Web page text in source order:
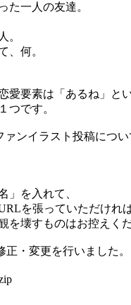
た一人の友達。
。
、何。
愛要素は「あるね」と
つです。
ンイラスト投稿につい
」を入れて、
を張っていただけれ
を壊すものはお控えく
正・変更を行いました。